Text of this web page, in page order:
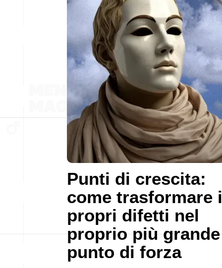
Punti di crescita:
come trasformare i
propri difetti nel
proprio più grande
punto di forza